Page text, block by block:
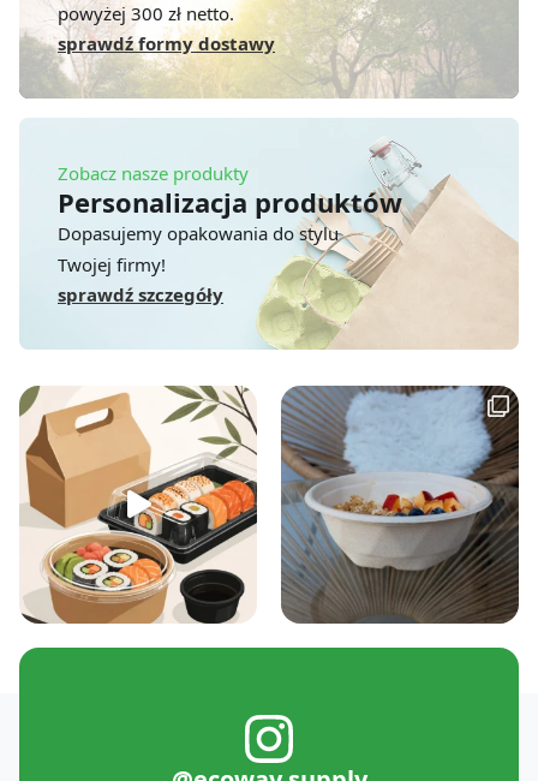
powyżej 300 zł netto.
sprawdź formy dostawy
Zobacz nasze produkty
Personalizacja produktów
Dopasujemy opakowania do stylu
Twojej firmy!
sprawdź szczegóły